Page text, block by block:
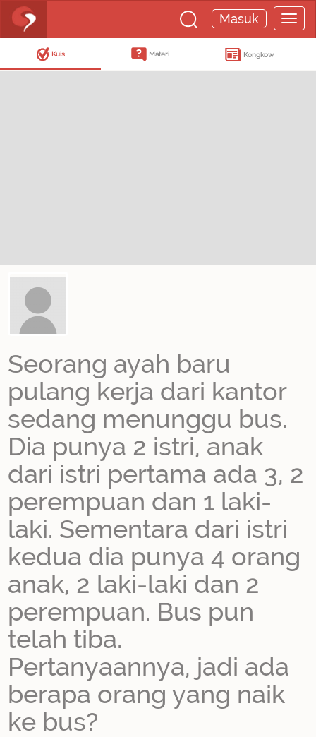
Masuk
Kuis Materi Kongkow
Seorang ayah baru
pulang kerja dari kantor
sedang menunggu bus.
Dia punya 2 istri, anak
dari istri pertama ada 3, 2
perempuan dan 1 laki-
laki. Sementara dari istri
kedua dia punya 4 orang
anak, 2 laki-laki dan 2
perempuan. Bus pun
telah tiba.
Pertanyaannya, jadi ada
berapa orang yang naik
ke bus?